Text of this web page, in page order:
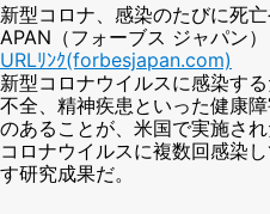
新型コロナ、感染のたびに死
APAN（フォーブス ジャパン）
URLﾘﾝｸ(forbesjapan.com)
新型コロナウイルスに感染す
不全、精神疾患といった健康
のあることが、米国で実施さ
コロナウイルスに複数回感染
す研究成果だ。